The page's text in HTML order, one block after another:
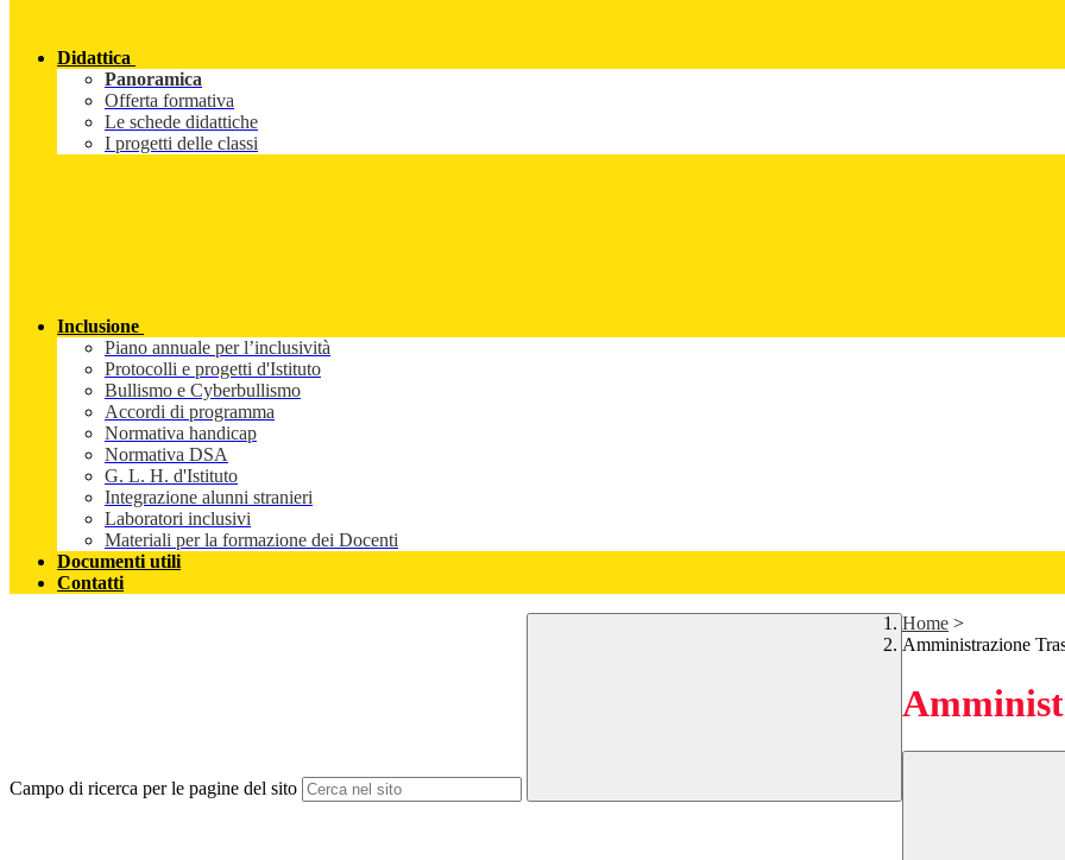
Didattica
Panoramica
Offerta formativa
Le schede didattiche
I progetti delle classi
Inclusione
Piano annuale per l’inclusività
Protocolli e progetti d'Istituto
Bullismo e Cyberbullismo
Accordi di programma
Normativa handicap
Normativa DSA
G. L. H. d'Istituto
Integrazione alunni stranieri
Laboratori inclusivi
Materiali per la formazione dei Docenti
Documenti utili
Contatti
Campo di ricerca per le pagine del sito
Home >
Amministrazione